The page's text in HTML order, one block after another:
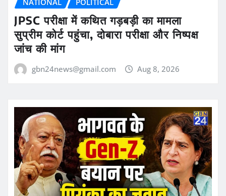
JPSC परीक्षा में कथित गड़बड़ी का मामला
सुप्रीम कोर्ट पहुंचा, दोबारा परीक्षा और निष्पक्ष
जांच की मांग
gbn24news@gmail.com Aug 8, 2026